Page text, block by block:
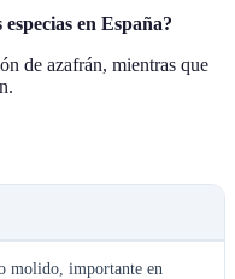
en España?
de azafrán, mientras que
molido, importante en